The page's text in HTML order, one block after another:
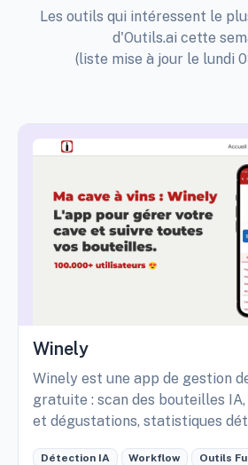
Les outils qui intéressent le
d'Outils.ai cette
(liste mise à jour le lundi
Winely
Winely est une app de gestion
gratuite : scan des bouteilles
et dégustations, statistiques
Détection IA Workflow Outils